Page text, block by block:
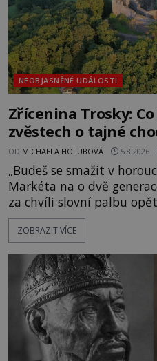
NEOBJASNĚNÉ UDÁLOSTI
Zřícenina Trosky:
zvěstech o tajné
OD MICHAELA HOLUBOVÁ 5.8.2026
„Budeš se smažit v
Markéta na o dvě
za chvíli slovní palbu
katolička, druhá
nich se usídlí na jedné z
mezi vůdce
skutečně jistou
ZOBRAZIT VÍCE